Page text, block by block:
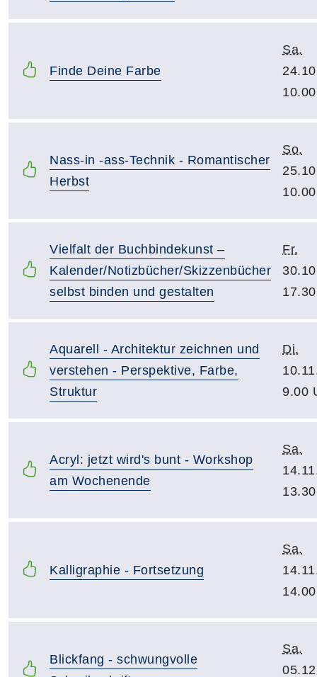
Finde Deine Farbe
Sa.
Nass-in -ass-Technik - Romantischer
Herbst
So.
Vielfalt der Buchbindekunst –
Kalender/Notizbücher/Skizzenbücher
selbst binden und gestalten
Fr.
Aquarell - Architektur zeichnen und
verstehen - Perspektive, Farbe,
Struktur
Di.
9.00
Acryl: jetzt wird's bunt - Workshop
am Wochenende
Sa.
Kalligraphie - Fortsetzung
Sa.
Blickfang - schwungvolle
Sa.